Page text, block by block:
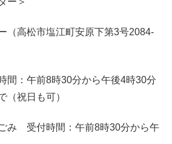
（高松市塩江町安原下第3号2084-
：午前8時30分から午後4時30分
（祝日も可）
み 受付時間：午前8時30分から午